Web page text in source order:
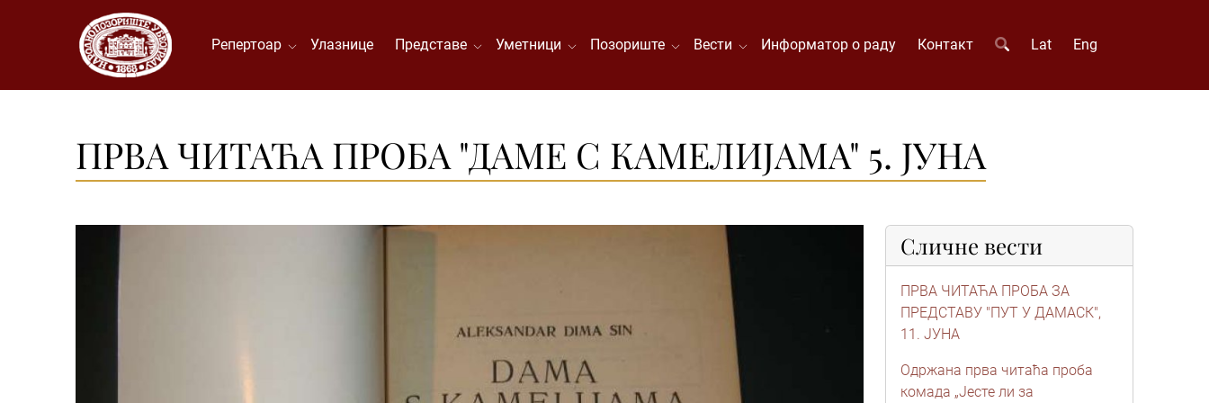
Репертоар Улазнице Представе Уметници Позориште Вести Информатор о раду Контакт Lat Eng
ПРВА ЧИТАЋА ПРОБА "ДАМЕ С КАМЕЛИЈАМА" 5. ЈУНА
Сличне вести
ПРВА ЧИТАЋА ПРОБА ЗА
ПРЕДСТАВУ "ПУТ У ДАМАСК",
11. ЈУНА
Одржана прва читаћа проба
комада „Јесте ли за